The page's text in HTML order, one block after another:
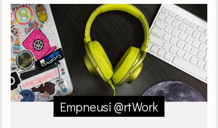
Empneusi @rtWork